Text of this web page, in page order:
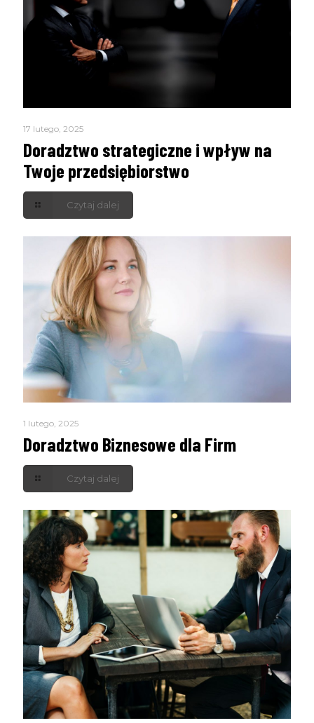
17 lutego, 2025
Doradztwo strategiczne i wpływ na
Twoje przedsiębiorstwo
Czytaj dalej
1 lutego, 2025
Doradztwo Biznesowe dla Firm
Czytaj dalej